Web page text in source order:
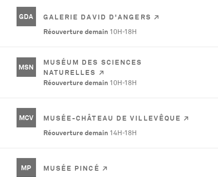
GDA
GALERIE DAVID D'ANGERS
Réouverture demain 10H-18H
MSN
MUSÉUM DES SCIENCES
NATURELLES
Réouverture demain 10H-18H
MCV
MUSÉE-CHÂTEAU DE VILLEVÊQUE
Réouverture demain 14H-18H
MP
MUSÉE PINCÉ